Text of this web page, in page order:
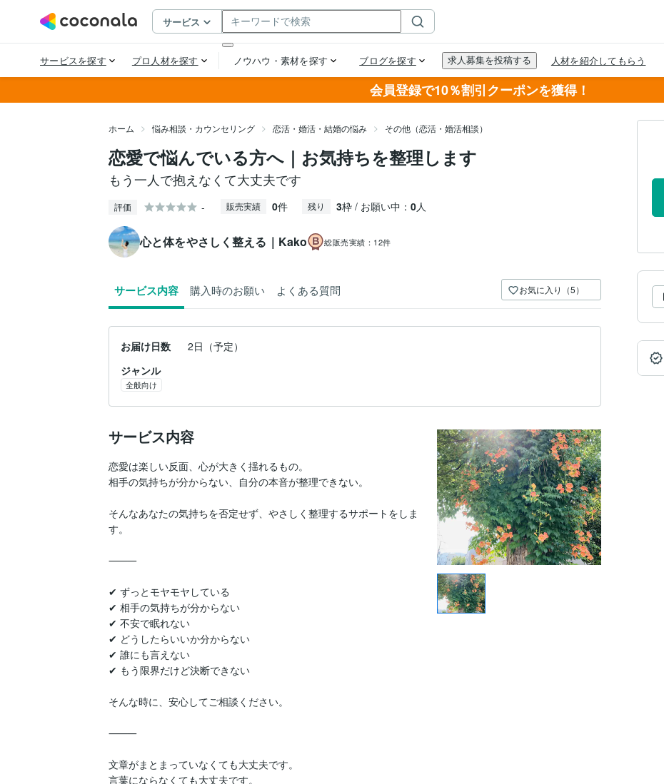
会員登録で10％割引クーポンを獲得！
ホーム 悩み相談・カウンセリング 恋活・婚活・結婚の悩み その他（恋活・婚活相談）
恋愛で悩んでいる方へ｜お気持ちを整理します
もう一人で抱えなくて大丈夫です
評価 - 販売実績 0件 残り 3枠 / お願い中： 0人
心と体をやさしく整える｜Kako 総販売実績： 12件
サービス内容 購入時のお願い よくある質問 お気に入り（5）
お届け日数
2日（予定）
ジャンル
全般向け
サービス内容
恋愛は楽しい反面、心が大きく揺れるもの。
相手の気持ちが分からない、自分の本音が整理できない。
そんなあなたの気持ちを否定せず、やさしく整理するサポートをしま
す。
⸻
✔ ずっとモヤモヤしている
✔ 相手の気持ちが分からない
✔ 不安で眠れない
✔ どうしたらいいか分からない
✔ 誰にも言えない
✔ もう限界だけど決断できない
そんな時に、安心してご相談ください。
⸻
文章がまとまっていなくても大丈夫です。
言葉にならなくても大丈夫です。